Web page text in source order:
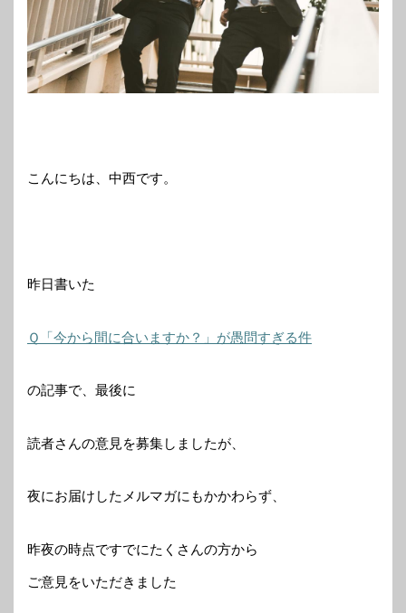
こんにちは、中西です。
昨日書いた
Ｑ「今から間に合いますか？」が愚問すぎる件
の記事で、最後に
読者さんの意見を募集しましたが、
夜にお届けしたメルマガにもかかわらず、
昨夜の時点ですでにたくさんの方から
ご意見をいただきました